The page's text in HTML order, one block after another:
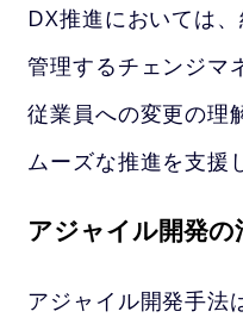
DX推進においては
管理するチェンジマ
従業員への変更の理
ムーズな推進を支援
アジャイル開発の
アジャイル開発手法